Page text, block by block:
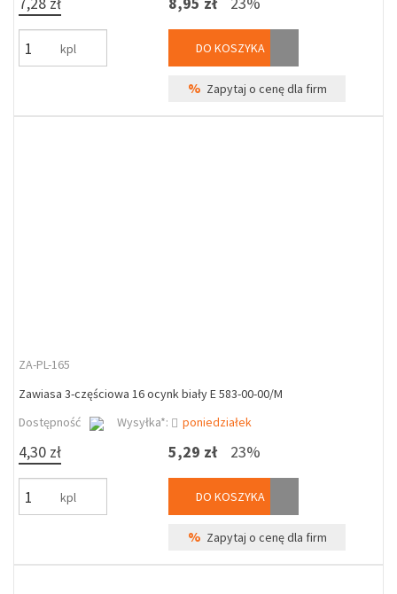
kpl DO KOSZYKA
% Zapytaj o cenę dla firm
ZA-PL-165
Zawiasa 3-częściowa 16 ocynk biały E 583-00-00/M
Dostępność
Wysyłka*: poniedziałek
4,30 zł
kpl
5,29 zł 23%
DO KOSZYKA
% Zapytaj o cenę dla firm